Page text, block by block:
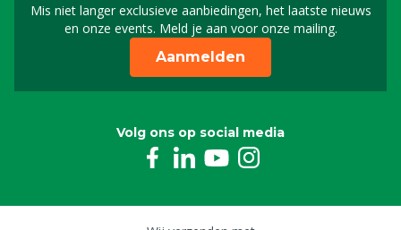
Mis niet langer exclusieve aanbiedingen, het laatste nieuws
en onze events. Meld je aan voor onze mailing.
Schrijf je in voor onze
Aanmelden
Volg ons op social media